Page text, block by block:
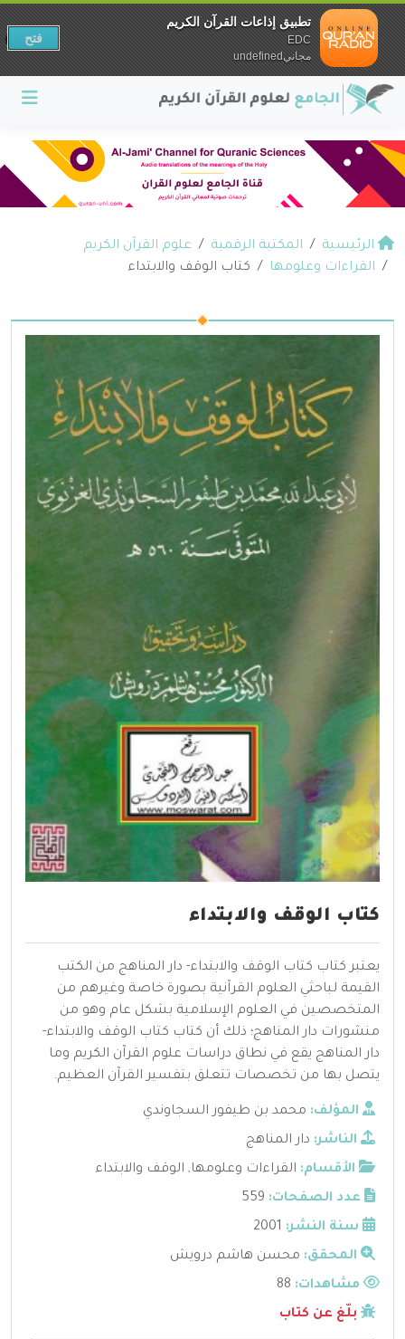
الرئيسية المكتبة الرقمية
علوم القرآن الكريم
القراءات وعلومها
كتاب الوقف والابتداء
كتاب الوقف والابتداء
يعتبر كتاب كتاب الوقف والابتداء- دار المناهج من الكتب
القيمة لباحثي العلوم القرآنية بصورة خاصة وغيرهم من
المتخصصين في العلوم الإسلامية بشكل عام وهو من
منشورات دار المناهج؛ ذلك أن كتاب كتاب الوقف والابتداء-
دار المناهج يقع في نطاق دراسات علوم القرآن الكريم وما
يتصل بها من تخصصات تتعلق بتفسير القرآن العظيم.
المؤلف: محمد بن طيفور السجاوندي
الناشر: دار المناهج
الأقسام: القراءات وعلومها, الوقف والابتداء
عدد الصفحات: 559
سنة النشر: 2001
المحقق: محسن هاشم درويش
مشاهدات:
بلّغ عن كتاب
تطبيق إذاعات القرآن الكريم
EDC
مجانيundefined
فتح